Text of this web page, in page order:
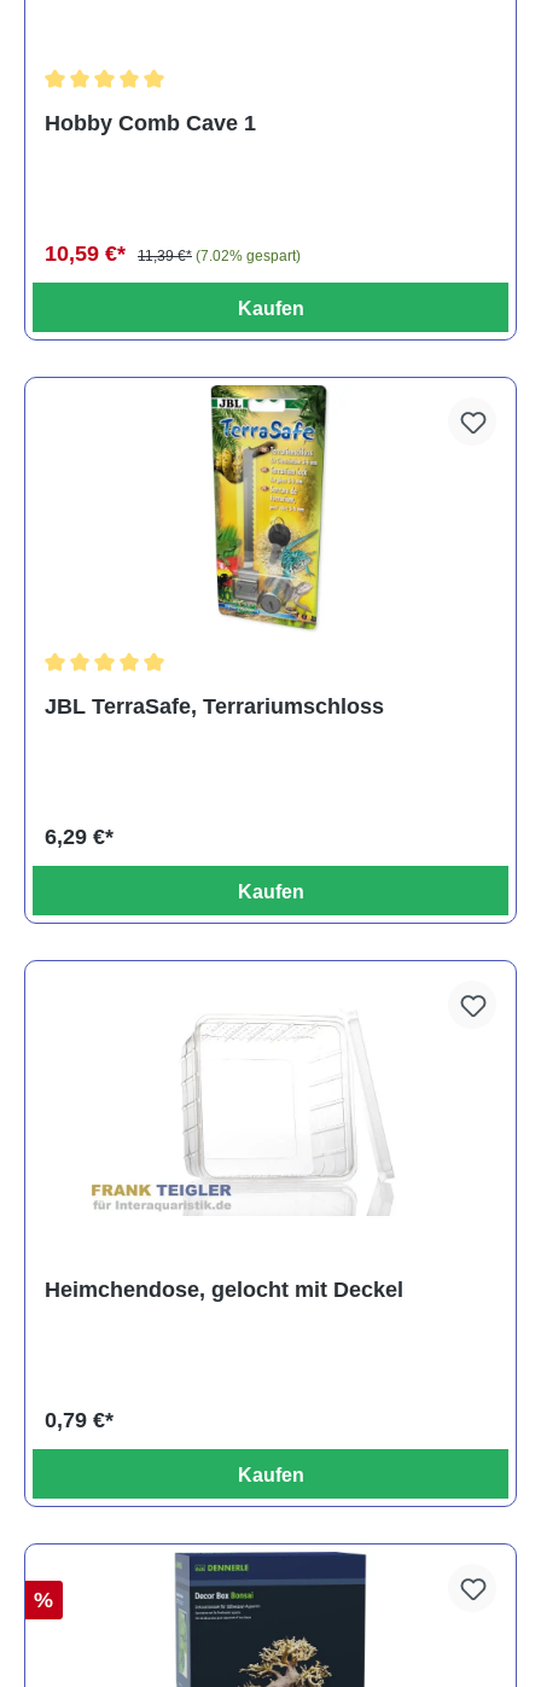
Hobby Comb Cave 1
10,59 €* 11,39 €* (7.02% gespart)
Kaufen
JBL TerraSafe, Terrariumschloss
6,29 €*
Kaufen
Heimchendose, gelocht mit Deckel
0,79 €*
Kaufen
%